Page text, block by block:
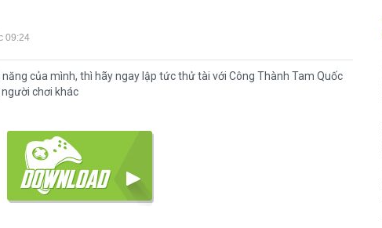
09:24
của mình, thì hãy ngay lập tức thử tài với Công Thành Tam Quốc
chơi khác